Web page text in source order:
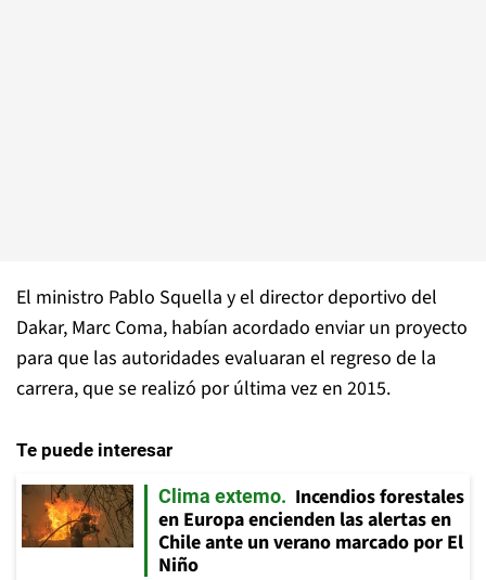
El ministro Pablo Squella y el director deportivo del
Dakar, Marc Coma, habían acordado enviar un proyecto
para que las autoridades evaluaran el regreso de la
carrera, que se realizó por última vez en 2015.
Te puede interesar
Clima extemo
Incendios forestales
en Europa encienden las alertas en
Chile ante un verano marcado por El
Niño